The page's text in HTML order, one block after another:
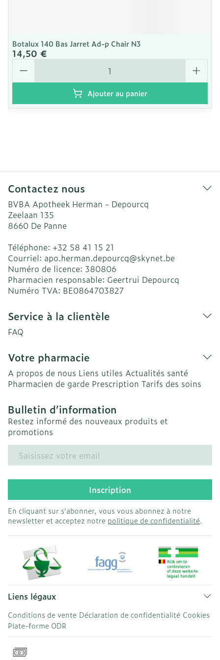
Botalux 140 Bas Jarret Ad-p Chair N3
14,50 €
Quantité
Ajouter au panier
Contactez nous
BVBA Apotheek Herman - Depourcq
Zeelaan 135
8660 De Panne
Téléphone: +32 58 41 15 21
Courriel: apo.herman.depourcq@skynet.be
Numéro de licence: 380806
Pharmacien responsable: Geertrui Depourcq
Numéro TVA: BE0864703827
Service à la clientèle
FAQ
Votre pharmacie
A propos de nous Liens utiles Actualités santé
Pharmacien de garde Prescription Tarifs des soins
Bulletin d’information
Restez informé des nouveaux produits et
promotions
Adresse mail
Inscription
En cliquant sur s'abonner, vous vous abonnez à notre
newsletter et acceptez notre politique de confidentialité.
Liens légaux
Conditions de vente Déclaration de confidentialité Cookies
Plate-forme ODR